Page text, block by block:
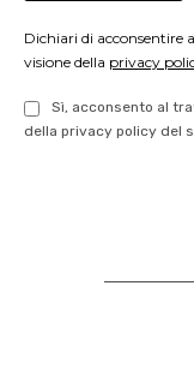
Dichiari di acconsentire
visione della privacy
Sì, acconsento al
della privacy policy del